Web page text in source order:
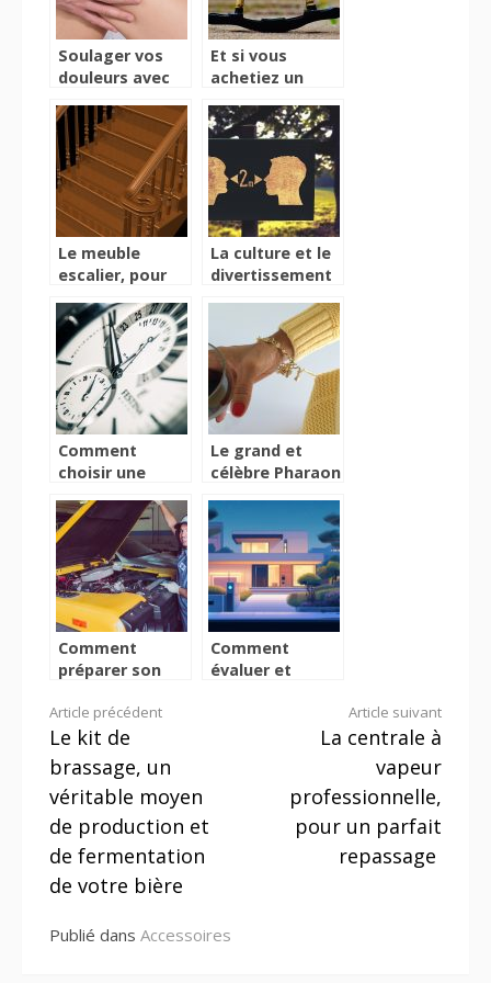
Soulager vos
douleurs avec
Et si vous
achetiez un
pour votre
enfant ?
Le meuble
escalier, pour
originale
La culture et le
divertissement
Coronavirus
Comment
choisir une
?
Le grand et
célèbre Pharaon
Comment
préparer son
voyage ?
Comment
évaluer et
votre domicile
Lire
la
suite
Article précédent
Le kit de
brassage, un
véritable moyen
de production et
de fermentation
de votre bière
Article suivant
La centrale à
vapeur
professionnelle,
pour un parfait
repassage
Publié dans Accessoires